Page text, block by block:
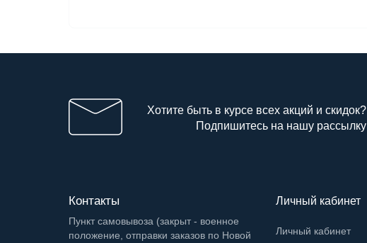
Хотите быть в курсе всех акций и скидок?
Подпишитесь на нашу рассылку
Контакты
Пункт самовывоза (закрыт - военное
положение, отправки заказов по Новой
Личный кабинет
Личный кабинет